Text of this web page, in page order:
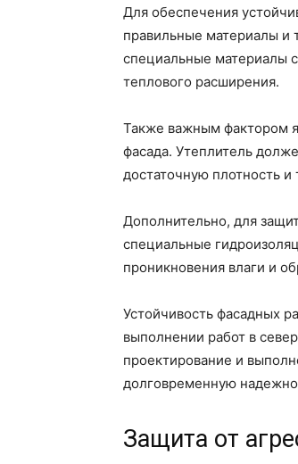
Для обеспечения
правильные материалы и
специальные материалы
теплового расширения.
Также важным фактором
фасада. Утеплитель
достаточную плотность
Дополнительно, для
специальные
проникновения влаги и
Устойчивость фасадных
выполнении работ в
проектирование и
долговременную
Защита от